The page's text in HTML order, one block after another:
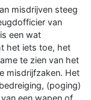
misdrijven steeg
van
een wat
het iets toe, het
te zien van het
misdrijfzaken. Het
(poging)
een wapen of